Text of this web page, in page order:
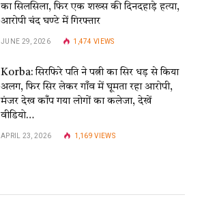
का सिलसिला, फिर एक शख्स की दिनदहाड़े हत्या,
आरोपी चंद घण्टे में गिरफ्तार
JUNE 29, 2026 1,474VIEWS
Korba: सिरफिरे पति ने पत्नी का सिर धड़ से किया
अलग, फिर सिर लेकर गाँव में घूमता रहा आरोपी,
मंजर देख काँप गया लोगों का कलेजा, देखें
वीडियो…
APRIL 23, 2026 1,169VIEWS